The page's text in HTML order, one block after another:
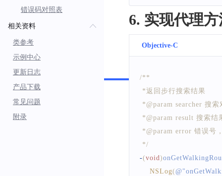
错误码对照表
相关资料
类参考
示例中心
更新日志
产品下载
常见问题
附录
6. 实现代理
Objective-C
/**
*返回步行搜索结果
*@param searcher 搜索
*@param result 搜索结
*@param error 错误号
*/
-(void)
NSLog(@